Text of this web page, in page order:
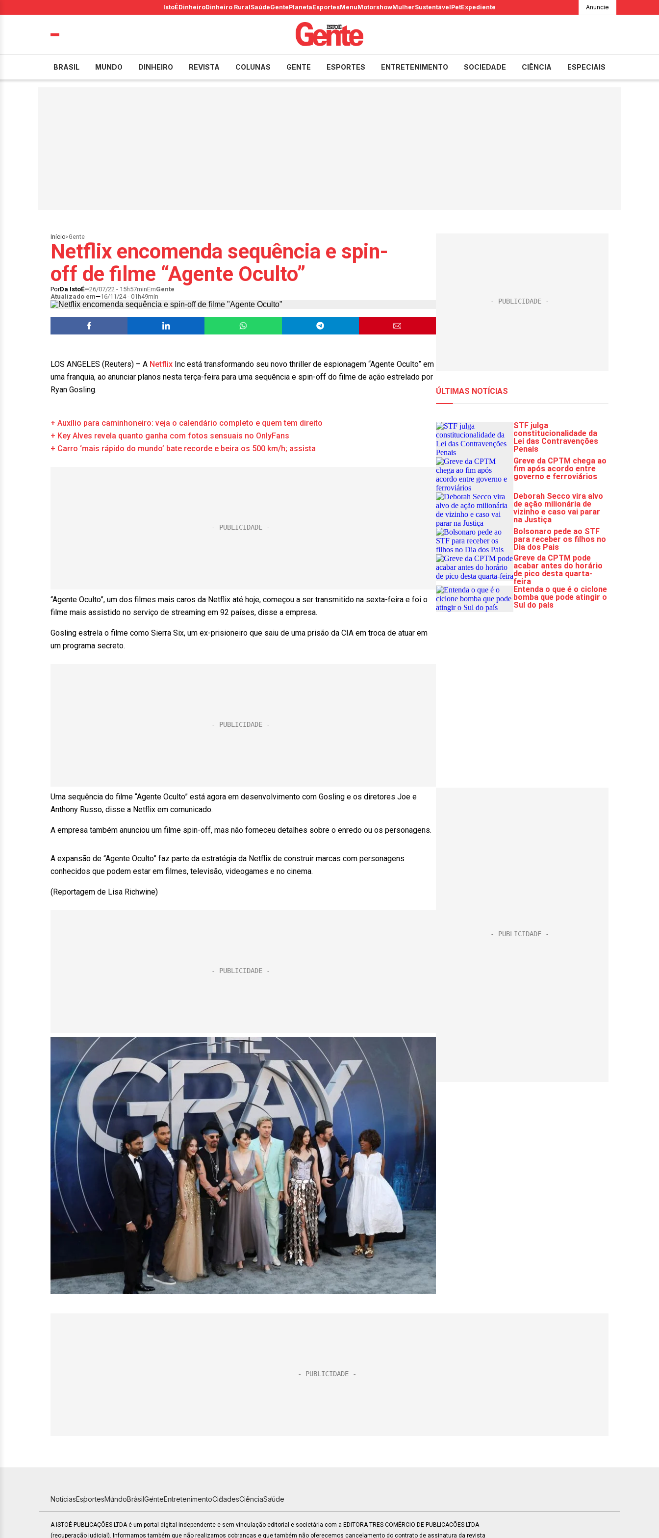
IstoÉDinheiroDinheiro RuralSaúdeGentePlanetaEsportesMenuMotorshowMulherSustentávelPetExpediente Anuncie
BRASIL MUNDO DINHEIRO REVISTA COLUNAS GENTE ESPORTES ENTRETENIMENTO SOCIEDADE CIÊNCIA ESPECIAIS
Início>Gente
Netflix encomenda sequência e spin-
off de filme “Agente Oculto”
PorDa IstoÉ 26/07/22 - 15h57minEmGente
Atualizado em
16/11/24 - 01h49min
LOS ANGELES (Reuters) – A Netflix Inc está transformando seu novo thriller de espionagem “Agente Oculto” em
uma franquia, ao anunciar planos nesta terça-feira para uma sequência e spin-off do filme de ação estrelado por
Ryan Gosling.
+ Auxílio para caminhoneiro: veja o calendário completo e quem tem direito
+ Key Alves revela quanto ganha com fotos sensuais no OnlyFans
+ Carro ‘mais rápido do mundo’ bate recorde e beira os 500 km/h; assista
“Agente Oculto”, um dos filmes mais caros da Netflix até hoje, começou a ser transmitido na sexta-feira e foi o
filme mais assistido no serviço de streaming em 92 países, disse a empresa.
Gosling estrela o filme como Sierra Six, um ex-prisioneiro que saiu de uma prisão da CIA em troca de atuar em
um programa secreto.
Uma sequência do filme “Agente Oculto” está agora em desenvolvimento com Gosling e os diretores Joe e
Anthony Russo, disse a Netflix em comunicado.
A empresa também anunciou um filme spin-off, mas não forneceu detalhes sobre o enredo ou os personagens.
A expansão de “Agente Oculto” faz parte da estratégia da Netflix de construir marcas com personagens
conhecidos que podem estar em filmes, televisão, videogames e no cinema.
(Reportagem de Lisa Richwine)
NotíciasEsportesMundoBrasilGenteEntretenimentoCidadesCiênciaSaúde
A ISTOÉ PUBLICAÇÕES LTDA é um portal digital independente e sem vinculação editorial e societária com a EDITORA TRES COMÉRCIO DE PUBLICACÕES LTDA
(recuperação judicial). Informamos também que não realizamos cobranças e que também não oferecemos cancelamento do contrato de assinatura da revista